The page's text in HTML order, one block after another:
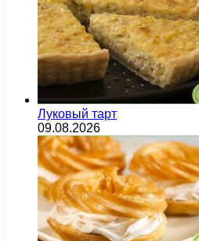
Луковый тарт
09.08.2026